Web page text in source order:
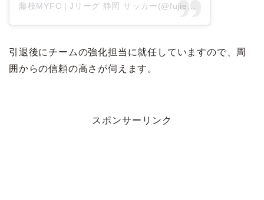
引退後にチームの強化担当に就任していますので、周
囲からの信頼の高さが伺えます。
スポンサーリンク